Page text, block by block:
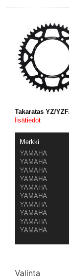
Takaratas YZ/
lisätiedot
Merkki
YAMAHA
YAMAHA
YAMAHA
YAMAHA
YAMAHA
YAMAHA
YAMAHA
YAMAHA
YAMAHA
YAMAHA
Valinta